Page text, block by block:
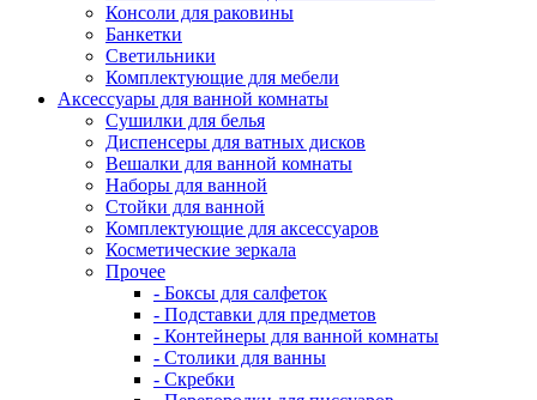
Консоли для раковины
Банкетки
Светильники
Комплектующие для мебели
Аксессуары для ванной комнаты
Сушилки для белья
Диспенсеры для ватных дисков
Вешалки для ванной комнаты
Наборы для ванной
Стойки для ванной
Комплектующие для аксессуаров
Косметические зеркала
Прочее
- Боксы для салфеток
- Подставки для предметов
- Контейнеры для ванной комнаты
- Столики для ванны
- Скребки